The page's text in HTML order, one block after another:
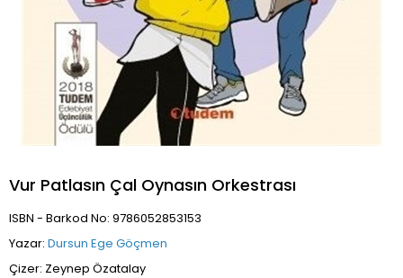
Vur Patlasın Çal Oynasın Orkestrası
ISBN - Barkod No: 9786052853153
Yazar: Dursun Ege Göçmen
Çizer: Zeynep Özatalay